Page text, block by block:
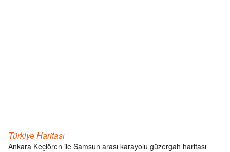
Türkiye Haritası
Ankara Keçiören ile Samsun arası karayolu güzergah haritası